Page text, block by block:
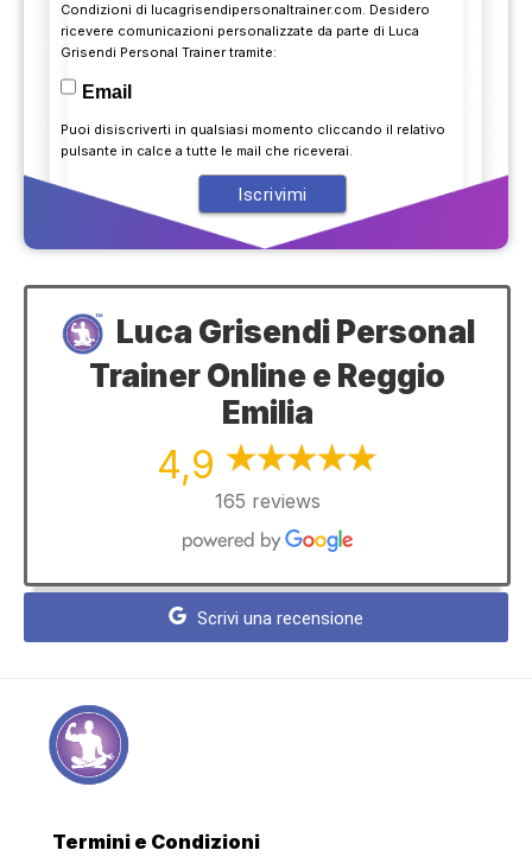
Condizioni di lucagrisendipersonaltrainer.com. Desidero
ricevere comunicazioni personalizzate da parte di Luca
Grisendi Personal Trainer tramite:
Email
Puoi disiscriverti in qualsiasi momento cliccando il relativo
pulsante in calce a tutte le mail che riceverai.
Luca Grisendi Personal
Trainer Online e Reggio
Emilia
4,9
165 reviews
Scrivi una recensione
Termini e Condizioni